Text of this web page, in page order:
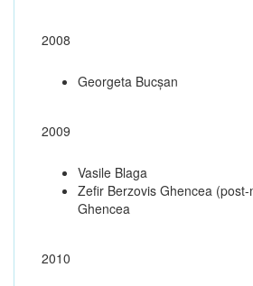
2008
Georgeta Bucșan
2009
Vasile Blaga
Zefir Berzovis Ghencea
Ghencea
2010